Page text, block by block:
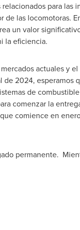
para las
de las locomotoras.
un valor
la eficiencia.
actuales y
2024, esperamos
de
comenzar la
comience en
permanente.